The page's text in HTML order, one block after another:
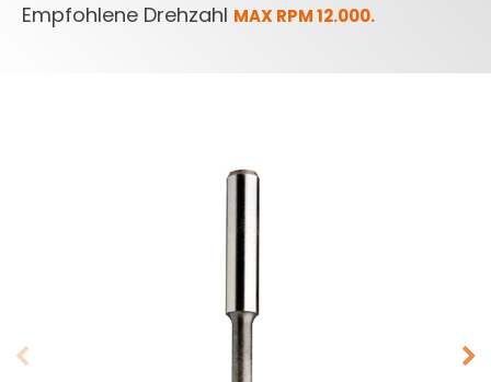
Empfohlene Drehzahl MAX RPM 12.000.